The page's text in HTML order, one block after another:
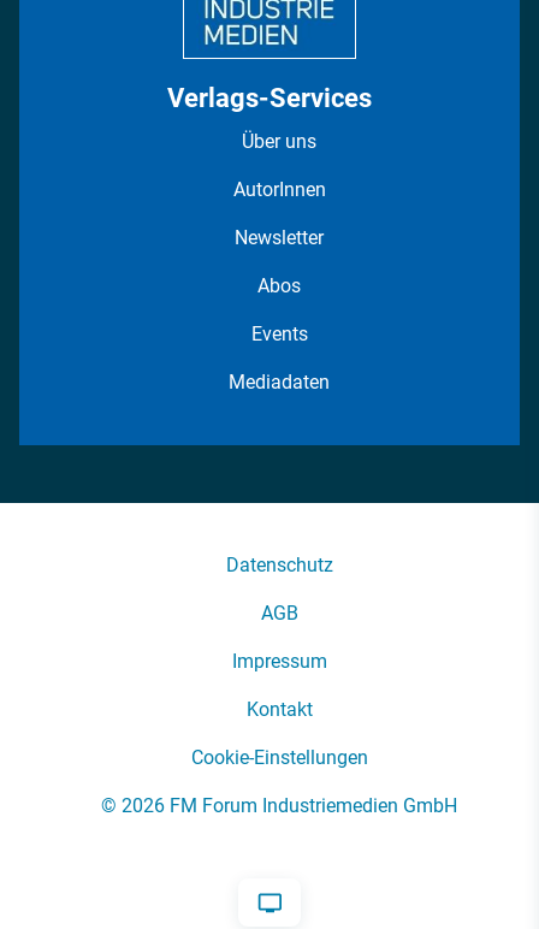
Verlags-Services
Über uns
AutorInnen
Newsletter
Abos
Events
Mediadaten
Datenschutz
AGB
Impressum
Kontakt
Cookie-Einstellungen
© 2026 FM Forum Industriemedien GmbH